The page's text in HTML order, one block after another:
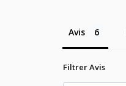
Avis
Filtrer Avis